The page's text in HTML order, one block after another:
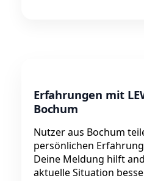
Erfahrungen mit
Bochum
Nutzer aus Bochum
persönlichen
Deine Meldung hilft
aktuelle Situation